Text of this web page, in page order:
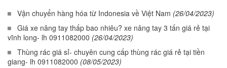
Vận chuyển hàng hóa từ Indonesia về Việt Nam (26/04/2023)
Giá xe nâng tay thấp bao nhiêu? xe nâng tay 3 tấn giá rẻ tại
vĩnh long- lh 0911082000 (26/04/2023)
Thùng rác giá sỉ- chuyên cung cấp thùng rác giá rẻ tại tiền
giang- lh 0911082000 (08/05/2023)